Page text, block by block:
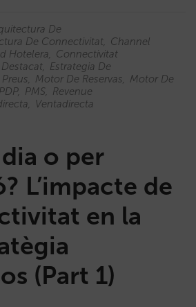
De
De Connectivitat
Channel
Hotelera
Connectivitat
Destacat
Estrategia De
Motor De Reservas
Motor De
PDP PMS
Revenue
Ventadirecta
o per
L’impacte de
en la
(Part 1)